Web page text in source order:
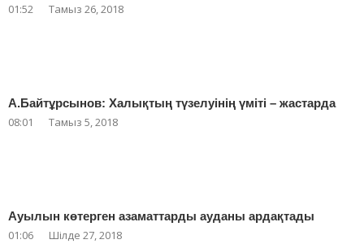
01:52 Тамыз 26, 2018
А.Байтұрсынов: Халықтың түзелуінің үміті – жастарда
08:01 Тамыз 5, 2018
Ауылын көтерген азаматтарды ауданы ардақтады
01:06 Шілде 27, 2018